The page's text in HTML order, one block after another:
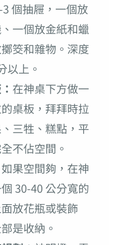
個抽屜，一個放
一個放金紙和蠟
筊和雜物。深度
以上。
在神桌下方做一
桌板，拜拜時拉
三牲、糕點，平
不佔空間。
如果空間夠，在神
30-40 公分寬的
放花瓶或裝飾
是收納。